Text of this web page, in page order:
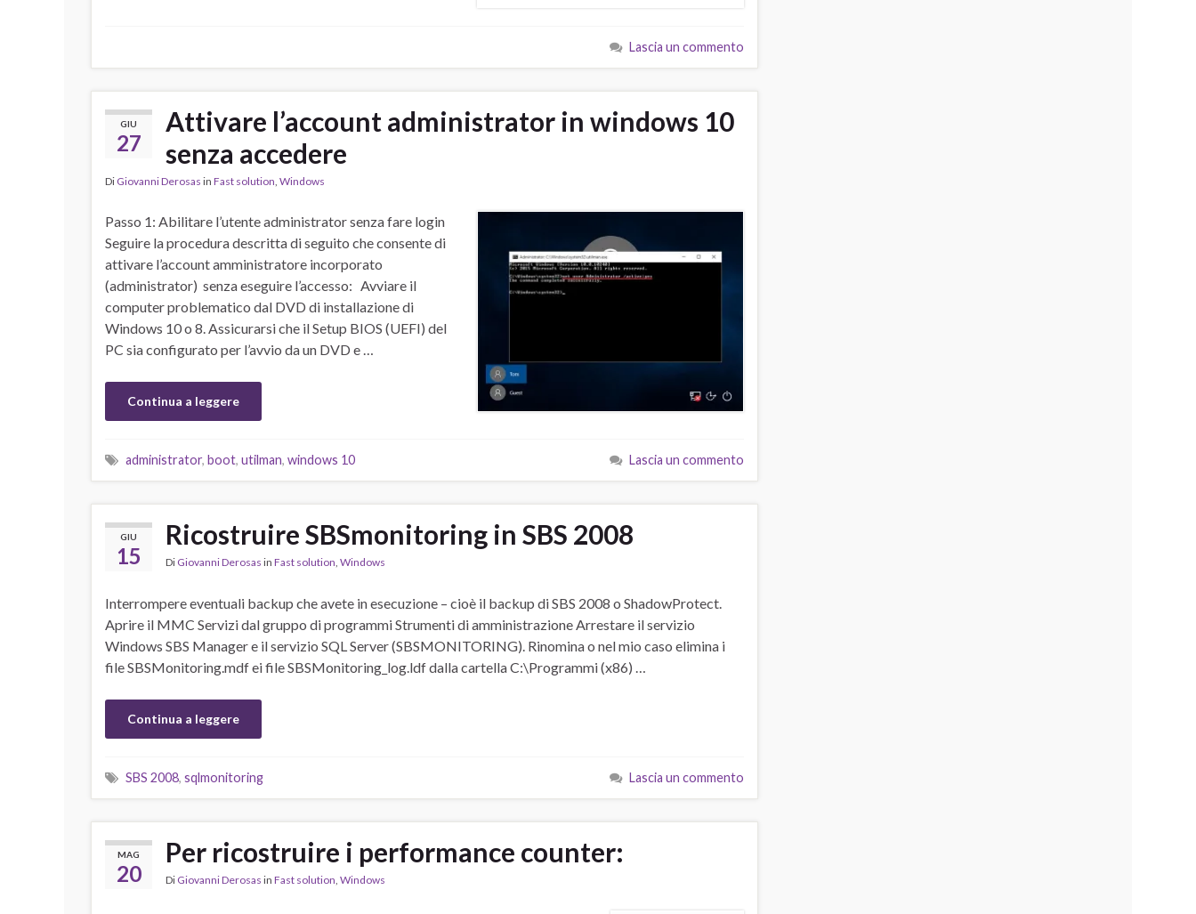
Lascia un commento
GIU
27
Attivare l’account administrator in windows 10
senza accedere
Di Giovanni Derosas in Fast solution, Windows
Passo 1: Abilitare l’utente administrator senza fare login
Seguire la procedura descritta di seguito che consente di
attivare l’account amministratore incorporato
(administrator) senza eseguire l’accesso: Avviare il
computer problematico dal DVD di installazione di
Windows 10 o 8. Assicurarsi che il Setup BIOS (UEFI) del
PC sia configurato per l’avvio da un DVD e …
Continua a leggere
administrator, boot, utilman, windows 10 Lascia un commento
GIU
15
Ricostruire SBSmonitoring in SBS 2008
Di Giovanni Derosas in Fast solution, Windows
Interrompere eventuali backup che avete in esecuzione – cioè il backup di SBS 2008 o ShadowProtect.
Aprire il MMC Servizi dal gruppo di programmi Strumenti di amministrazione Arrestare il servizio
Windows SBS Manager e il servizio SQL Server (SBSMONITORING). Rinomina o nel mio caso elimina i
file SBSMonitoring.mdf ei file SBSMonitoring_log.ldf dalla cartella C:\Programmi (x86) …
Continua a leggere
SBS 2008, sqlmonitoring Lascia un commento
MAG
20
Per ricostruire i performance counter:
Di Giovanni Derosas in Fast solution, Windows